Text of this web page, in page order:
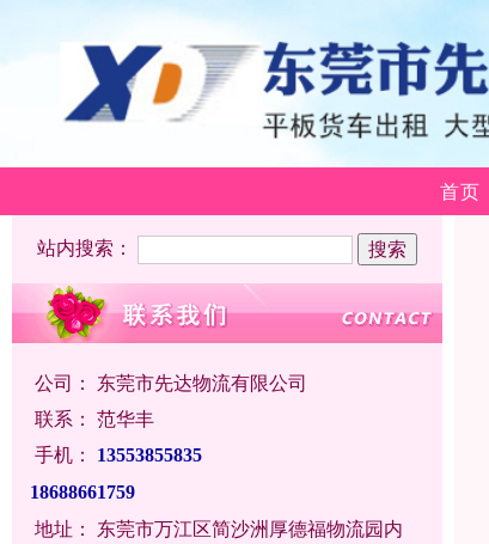
首页
站内搜索：
公司： 东莞市先达物流有限公司
联系： 范华丰
手机：
13553855835
18688661759
地址： 东莞市万江区简沙洲厚德福物流园内